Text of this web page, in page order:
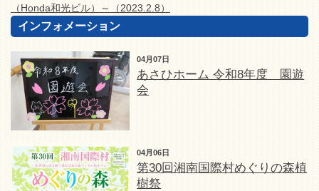
（Honda和光ビル）～（2023.2.8）
インフォメーション
04月07日
あさひホーム 令和8年度 園遊
会
04月06日
第30回湘南国際村めぐりの森植
樹祭